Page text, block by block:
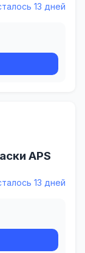
13 дней
APS
13 дней